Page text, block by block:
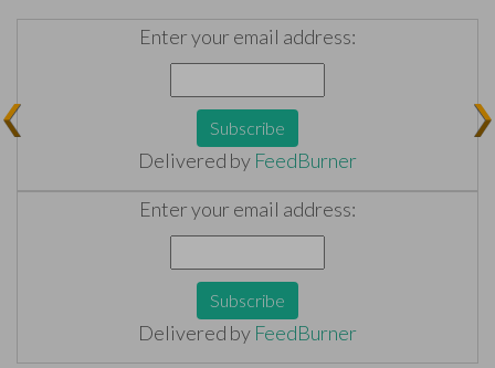
Enter your email address:
Delivered by FeedBurner
Enter your email address:
Delivered by FeedBurner